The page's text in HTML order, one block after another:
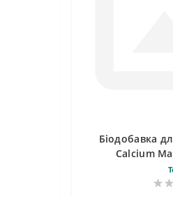
Біодобавка
Calcium